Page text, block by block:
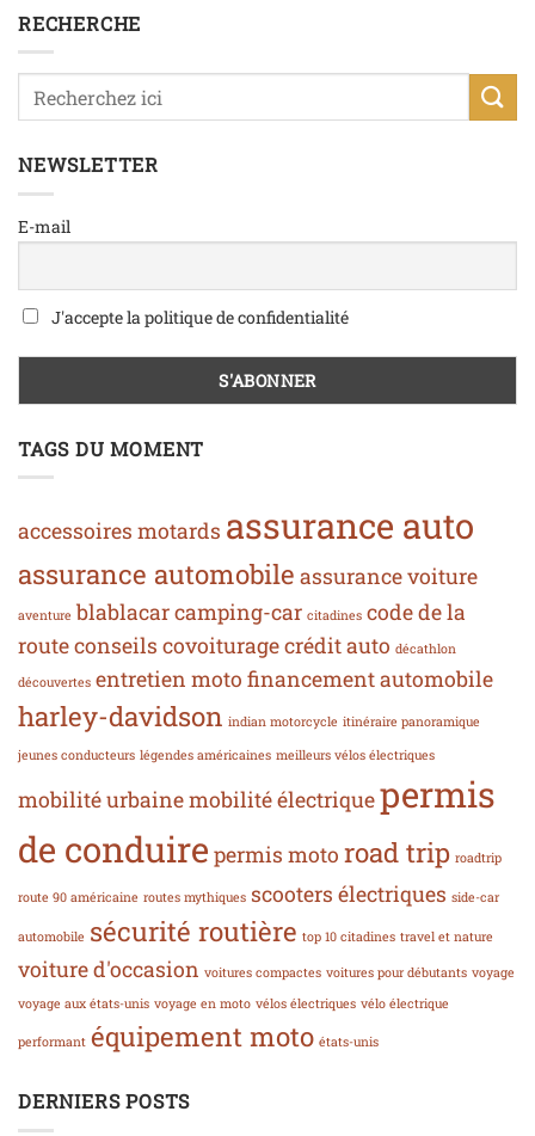
RECHERCHE
NEWSLETTER
E-mail
J'accepte la politique de confidentialité
TAGS DU MOMENT
accessoires motards assurance auto
assurance automobile assurance voiture
aventure blablacarcamping-car citadines code de la
routeconseils covoituragecrédit auto décathlon
découvertes entretien moto financement automobile
harley-davidson indian motorcycle itinéraire panoramique
jeunes conducteurs légendes américaines meilleurs vélos électriques
mobilité urbainemobilité électriquepermis
de conduire permis moto road trip roadtrip
route 90 américaine routes mythiques scooters électriques side-car
automobile sécurité routière top 10 citadines travel et nature
voiture d'occasion voitures compactes voitures pour débutants voyage
voyage aux états-unis voyage en moto vélos électriques vélo électrique
performant équipement moto états-unis
DERNIERS POSTS